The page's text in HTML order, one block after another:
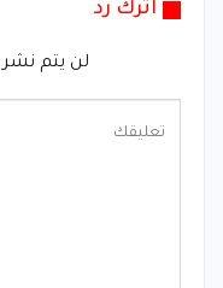
اترك رد
لن يتم نشر